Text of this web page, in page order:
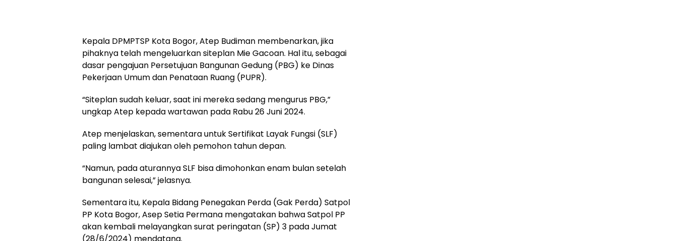
Kepala DPMPTSP Kota Bogor, Atep Budiman membenarkan, jika
pihaknya telah mengeluarkan siteplan Mie Gacoan. Hal itu, sebagai
dasar pengajuan Persetujuan Bangunan Gedung (PBG) ke Dinas
Pekerjaan Umum dan Penataan Ruang (PUPR).
“Siteplan sudah keluar, saat ini mereka sedang mengurus PBG,”
ungkap Atep kepada wartawan pada Rabu 26 Juni 2024.
Atep menjelaskan, sementara untuk Sertifikat Layak Fungsi (SLF)
paling lambat diajukan oleh pemohon tahun depan.
“Namun, pada aturannya SLF bisa dimohonkan enam bulan setelah
bangunan selesai,” jelasnya.
Sementara itu, Kepala Bidang Penegakan Perda (Gak Perda) Satpol
PP Kota Bogor, Asep Setia Permana mengatakan bahwa Satpol PP
akan kembali melayangkan surat peringatan (SP) 3 pada Jumat